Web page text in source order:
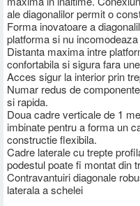
ale diagonalilor permit o
Forma inovatoare a
platforma si nu
Distanta maxima intre
confortabila si sigura fara
Acces sigur la interior prin
Numar redus de
si rapida.
Doua cadre verticale de 1
imbinate pentru a forma un
constructie flexibila.
Cadre laterale cu trepte
podestul poate fi montat din
Contravantuiri diagonale
laterala a schelei